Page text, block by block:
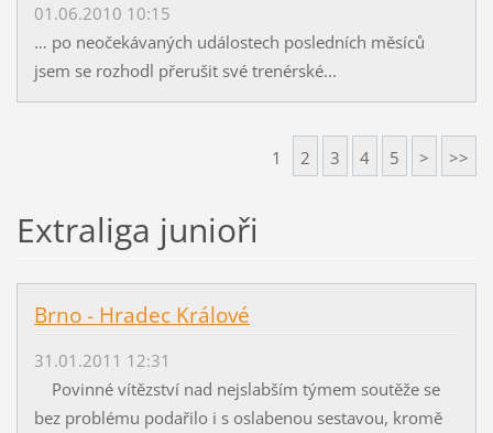
01.06.2010 10:15
… po neočekávaných událostech posledních měsíců
jsem se rozhodl přerušit své trenérské...
1 2 3 4 5 > >>
Extraliga junioři
Brno - Hradec Králové
31.01.2011 12:31
Povinné vítězství nad nejslabším týmem soutěže se
bez problému podařilo i s oslabenou sestavou, kromě